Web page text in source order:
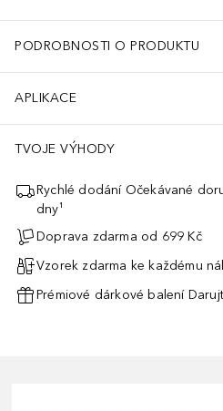
PODROBNOSTI O PRODUKTU
APLIKACE
TVOJE VÝHODY
Rychlé dodání Očekávané
dny¹
Doprava zdarma od 699 Kč
Vzorek zdarma ke každému
Prémiové dárkové balení